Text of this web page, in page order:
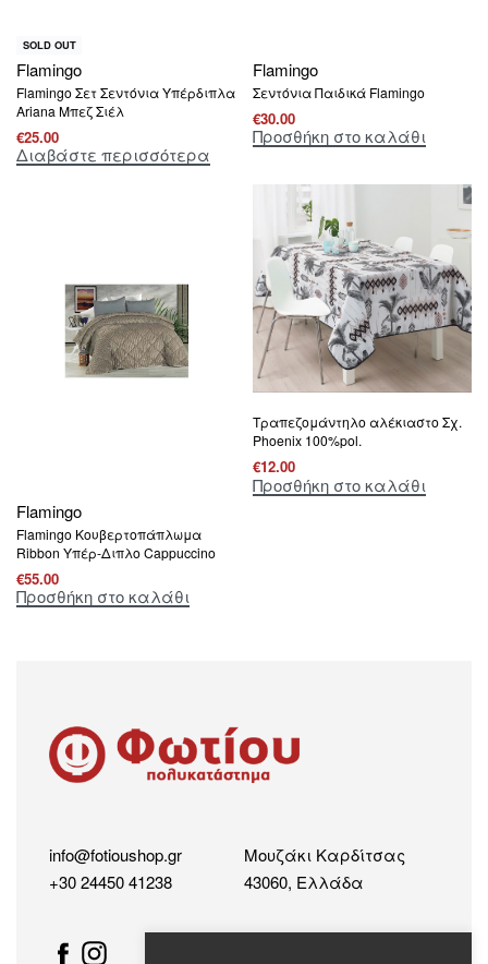
SOLD OUT
Flamingo
Flamingo Σετ Σεντόνια Υπέρδιπλα
Ariana Μπεζ Σιέλ
€25.00
Διαβάστε περισσότερα
Flamingo
Σεντόνια Παιδικά Flamingo
€30.00
Προσθήκη στο καλάθι
Flamingo
Flamingo Κουβερτοπάπλωμα
Ribbon Υπέρ-Διπλο Cappuccino
€55.00
Προσθήκη στο καλάθι
Τραπεζομάντηλο αλέκιαστο Σχ.
Phoenix 100%pol.
€12.00
Προσθήκη στο καλάθι
info@fotioushop.gr
+30 24450 41238
Μουζάκι Καρδίτσας
43060, Ελλάδα